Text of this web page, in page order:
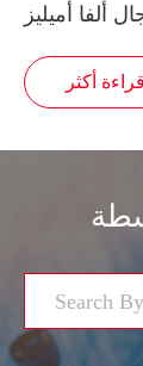
أميليز
قراءة أكثر